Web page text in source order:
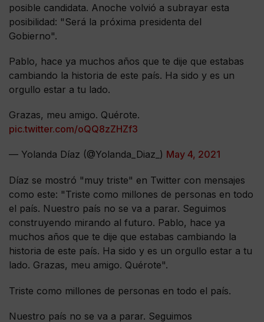
posible candidata. Anoche volvió a subrayar esta
posibilidad: "Será la próxima presidenta del
Gobierno".
Pablo, hace ya muchos años que te dije que estabas
cambiando la historia de este país. Ha sido y es un
orgullo estar a tu lado.
Grazas, meu amigo. Quérote.
pic.twitter.com/oQQ8zZHZf3
— Yolanda Díaz (@Yolanda_Diaz_) May 4, 2021
Díaz se mostró "muy triste" en Twitter con mensajes
como este: "Triste como millones de personas en todo
el país. Nuestro país no se va a parar. Seguimos
construyendo mirando al futuro. Pablo, hace ya
muchos años que te dije que estabas cambiando la
historia de este país. Ha sido y es un orgullo estar a tu
lado. Grazas, meu amigo. Quérote".
Triste como millones de personas en todo el país.
Nuestro país no se va a parar. Seguimos